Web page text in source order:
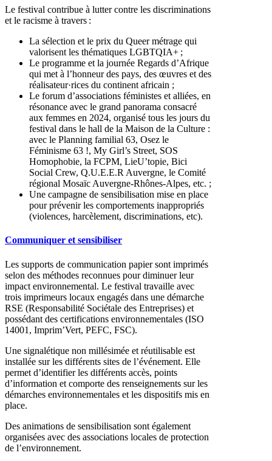
Le festival contribue à lutter contre les discriminations
et le racisme à travers :
La sélection et le prix du Queer métrage qui
valorisent les thématiques LGBTQIA+ ;
Le programme et la journée Regards d’Afrique
qui met à l’honneur des pays, des œuvres et des
réalisateur·rices du continent africain ;
Le forum d’associations féministes et alliées, en
résonance avec le grand panorama consacré
aux femmes en 2024, organisé tous les jours du
festival dans le hall de la Maison de la Culture :
avec le Planning familial 63, Osez le
Féminisme 63 !, My Girl’s Street, SOS
Homophobie, la FCPM, LieU’topie, Bici
Social Crew, Q.U.E.E.R Auvergne, le Comité
régional Mosaïc Auvergne-Rhônes-Alpes, etc. ;
Une campagne de sensibilisation mise en place
pour prévenir les comportements inappropriés
(violences, harcèlement, discriminations, etc).
Communiquer et sensibiliser
Les supports de communication papier sont imprimés
selon des méthodes reconnues pour diminuer leur
impact environnemental. Le festival travaille avec
trois imprimeurs locaux engagés dans une démarche
RSE (Responsabilité Sociétale des Entreprises) et
possédant des certifications environnementales (ISO
14001, Imprim’Vert, PEFC, FSC).
Une signalétique non millésimée et réutilisable est
installée sur les différents sites de l’événement. Elle
permet d’identifier les différents accès, points
d’information et comporte des renseignements sur les
démarches environnementales et les dispositifs mis en
place.
Des animations de sensibilisation sont également
organisées avec des associations locales de protection
de l’environnement.